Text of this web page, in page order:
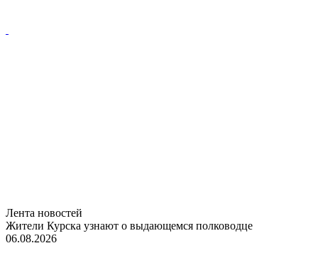
Лента новостей
Жители Курска узнают о выдающемся полководце
06.08.2026